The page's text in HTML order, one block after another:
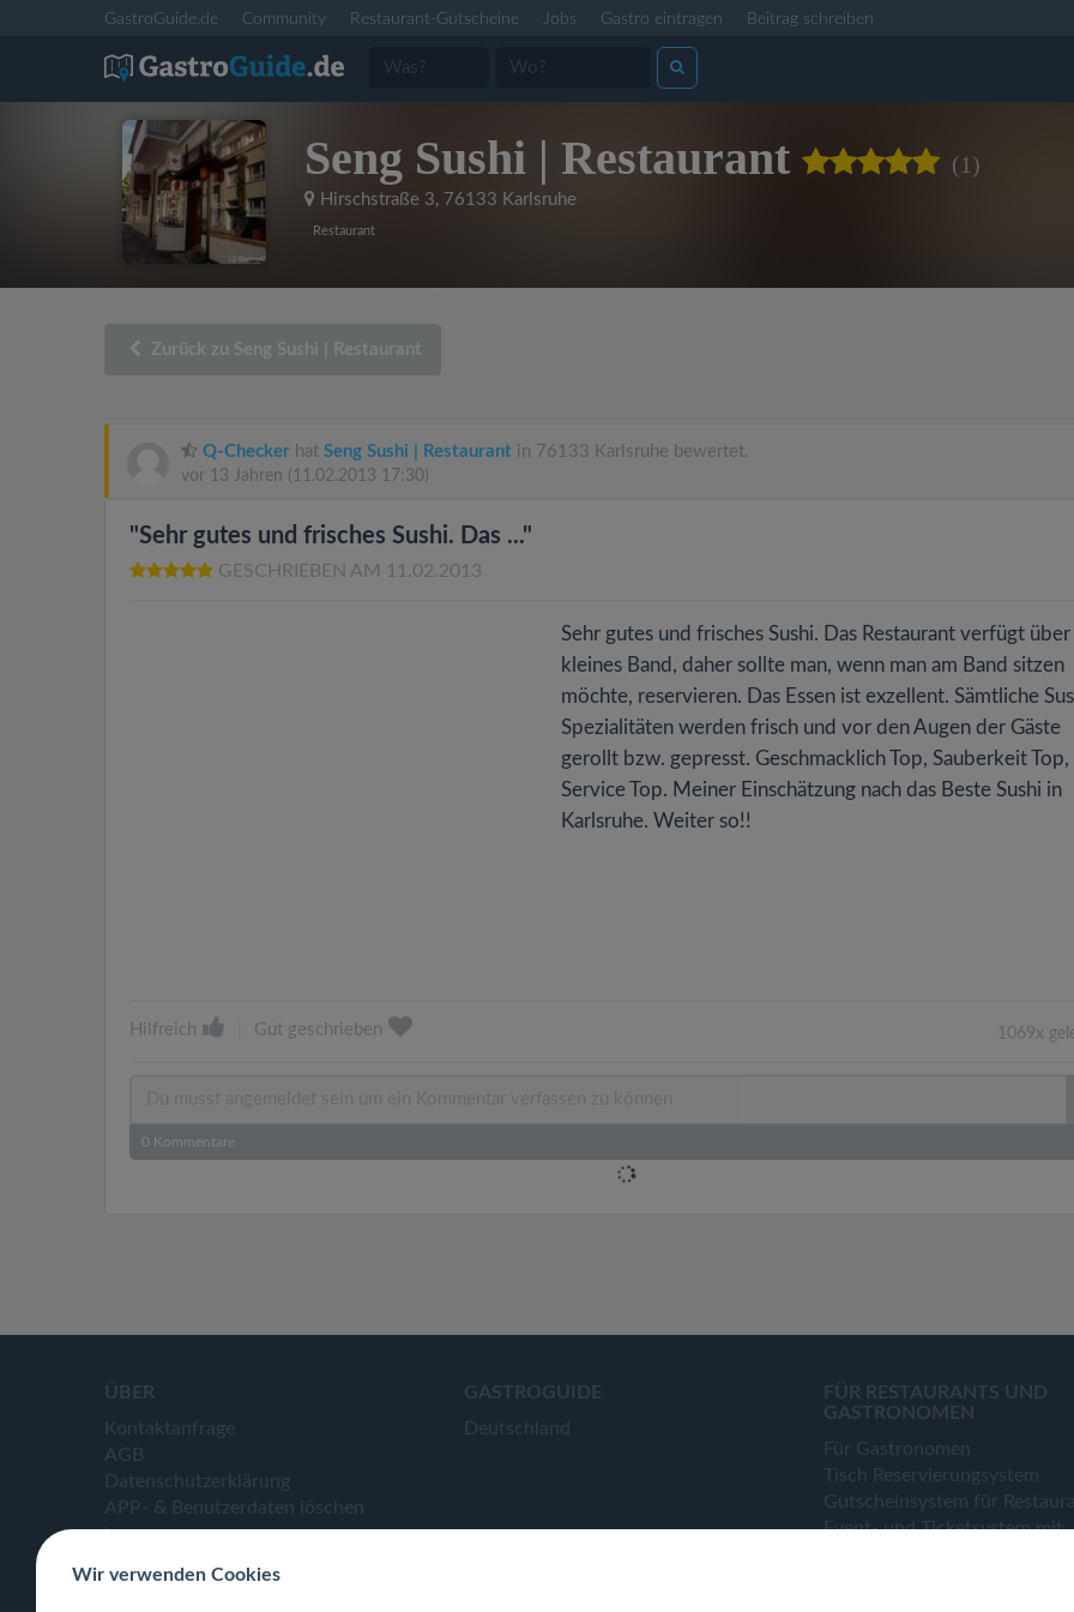
GastroGuide.de Community Restaurant-Gutscheine Jobs Gastro eintragen Beitrag schreiben
Seng Sushi | Restaurant (1)
Hirschstraße 3, 76133 Karlsruhe
Restaurant
Zurück zu Seng Sushi | Restaurant
Q-Checker hat Seng Sushi | Restaurant in 76133 Karlsruhe bewertet.
vor 13 Jahren (11.02.2013 17:30)
"Sehr gutes und frisches Sushi. Das ..."
GESCHRIEBEN AM 11.02.2013
Sehr gutes und frisches Sushi. Das Restaurant verfügt
kleines Band, daher sollte man, wenn man am Band sitzen
möchte, reservieren. Das Essen ist exzellent. Sämtliche
Spezialitäten werden frisch und vor den Augen der Gäste
gerollt bzw. gepresst. Geschmacklich Top, Sauberkeit Top,
Service Top. Meiner Einschätzung nach das Beste Sushi in
Karlsruhe. Weiter so!!
Hilfreich Gut geschrieben 1069x
0 Kommentare
ÜBER
Kontaktanfrage
AGB
Datenschutzerklärung
APP- & Benutzerdaten löschen
Impressum
GASTROGUIDE
Deutschland
FÜR RESTAURANTS UND
GASTRONOMEN
Für Gastronomen
Tisch Reservierungsystem
Gutscheinsystem für
Event- und Ticketsystem mit
Wir verwenden Cookies